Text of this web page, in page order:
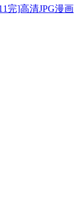
完]高清JPG漫画